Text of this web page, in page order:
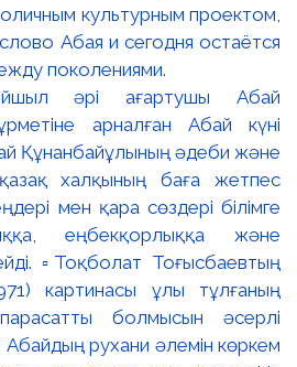
культурным проектом,
Абая и сегодня остаётся
поколениями.